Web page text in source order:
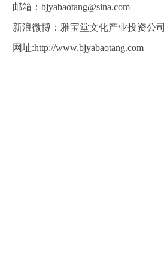
邮箱：bjyabaotang@sina.com
新浪微博：雅宝堂文化产业投资公司
网址:http://www.bjyabaotang.com